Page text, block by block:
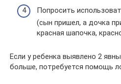
Попросить
(сын пришел, а дочка
красная шапочка,
Если у ребенка выявлено 2
больше, потребуется помощь